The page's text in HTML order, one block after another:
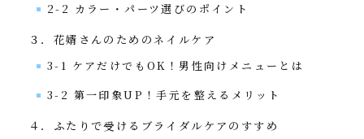
2-2 カラー・パーツ選びのポイント
３．花婿さんのためのネイルケア
3-1 ケアだけでもOK！男性向けメニューとは
3-2 第一印象UP！手元を整えるメリット
４．ふたりで受けるブライダルケアのすすめ